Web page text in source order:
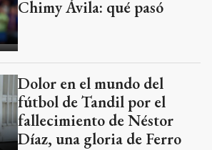
Chimy Ávila: qué pasó
Dolor en el mundo del
fútbol de Tandil por el
fallecimiento de Néstor
Díaz, una gloria de Ferro